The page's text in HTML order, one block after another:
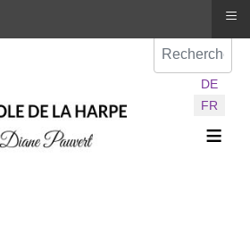
Sélectionnez
DE
FR
≡
≡